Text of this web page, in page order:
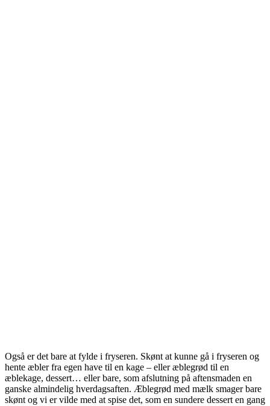
Også er det bare at fylde i fryseren. Skønt at kunne gå i fryseren og
hente æbler fra egen have til en kage – eller æblegrød til en
æblekage, dessert… eller bare, som afslutning på aftensmaden en
ganske almindelig hverdagsaften. Æblegrød med mælk smager bare
skønt og vi er vilde med at spise det, som en sundere dessert en gang